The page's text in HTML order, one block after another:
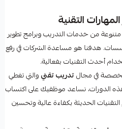
التقنية
من خدمات التدريب وبرامج تطوير
هدفنا هو مساعدة الشركات في رفع
أحدث التقنيات بفعالية.
في مجالتدريب تقنيوالتي تغطي
الدورات، نساعد موظفيك على اكتساب
الحديثة بكفاءة عالية وتحسين